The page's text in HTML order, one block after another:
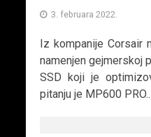
3. februara 2022.
Iz kompanije Corsair
namenjen gejmerskoj
SSD koji je
pitanju je MP600 PRO...